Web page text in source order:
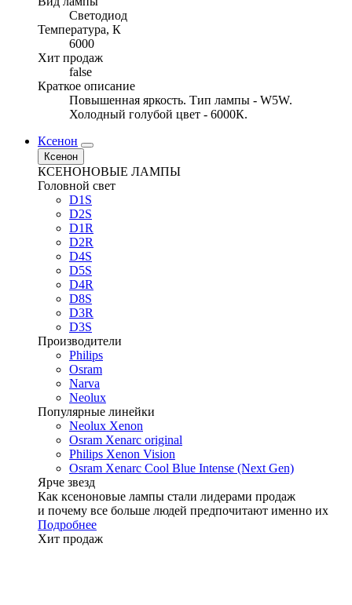
Светодиод
Температура, К
6000
Хит продаж
false
Краткое описание
Повышенная яркость. Тип лампы - W5W.
Холодный голубой цвет - 6000К.
Ксенон
Ксенон
КСЕНОНОВЫЕ ЛАМПЫ
Головной свет
D1S
D2S
D1R
D2R
D4S
D5S
D4R
D8S
D3R
D3S
Производители
Philips
Osram
Narva
Neolux
Популярные линейки
Neolux Xenon
Osram Xenarc original
Philips Xenon Vision
Osram Xenarc Cool Blue Intense (Next Gen)
Ярче звезд
Как ксеноновые лампы стали лидерами продаж
и почему все больше людей предпочитают именно их
Подробнее
Хит продаж